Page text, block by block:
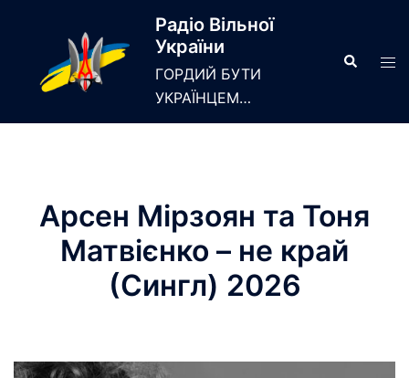
Радіо Вільної
України
ГОРДИЙ БУТИ
УКРАЇНЦЕМ…
Search
Арсен Мірзоян та Тоня
Матвієнко – не край
(Сингл) 2026